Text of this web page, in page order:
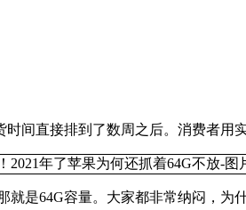
间直接排到了数周之后。消费者用
是64G容量。大家都非常纳闷，为